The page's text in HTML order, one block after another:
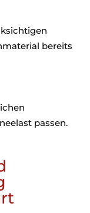
bereits
passen.